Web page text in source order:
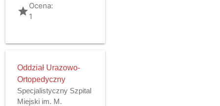
gradeOcena:
1
Oddział Urazowo-
Ortopedyczny
Specjalistyczny Szpital
Miejski im. M.